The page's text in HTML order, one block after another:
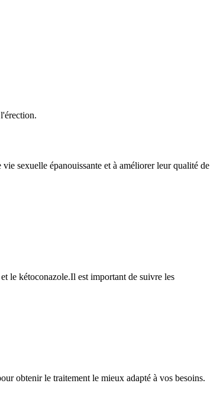
sexuelle épanouissante et à améliorer leur qualité de
le kétoconazole.Il est important de suivre les
obtenir le traitement le mieux adapté à vos besoins.